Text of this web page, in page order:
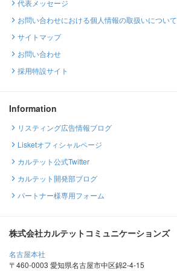
代表メッセージ
お問い合わせにおける個人情報の取扱いについて
サイトマップ
お問い合わせ
採用特設サイト
Information
リスティング広告情報ブログ
Lisketオフィシャルページ
カルテット公式Twitter
カルテット開発部ブログ
パートナー様専用フォーム
株式会社カルテットコミュニケーションズ
名古屋本社
〒460-0003 愛知県名古屋市中区錦2-4-15